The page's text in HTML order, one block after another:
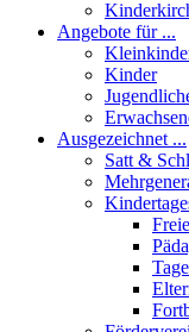
Angebote für ...
Kinder
Ausgezeichnet ...
Satt &